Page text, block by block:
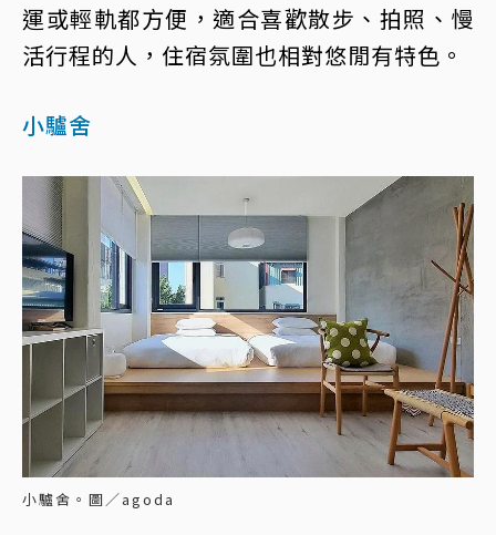
運或輕軌都方便，適合喜歡散步、拍照、慢
活行程的人，住宿氛圍也相對悠閒有特色。
小驢舍
小驢舍。圖／agoda